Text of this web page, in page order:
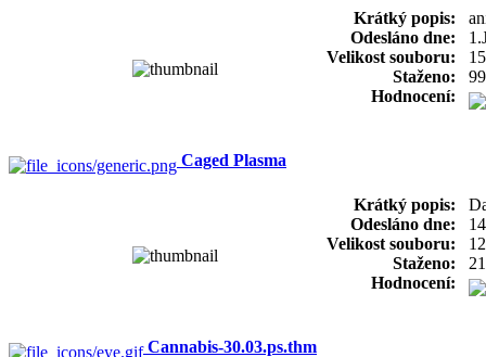
Krátký popis:
Odesláno dne:
Velikost souboru:
Staženo:
Hodnocení:
Caged Plasma
Krátký popis:
Odesláno dne:
Velikost souboru:
Staženo:
Hodnocení:
Cannabis-30.03.ps.thm